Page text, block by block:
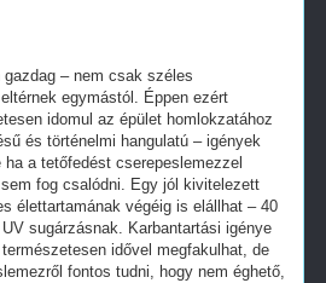
– nem csak széles
egymástól. Éppen ezért
idomul az épület homlokzatához
és történelmi hangulatú – igények
a tetőfedést cserepeslemezzel
fog csalódni. Egy jól kivitelezett
élettartamának végéig is elállhat – 40
sugárzásnak. Karbantartási igénye
idővel megfakulhat, de
fontos tudni, hogy nem éghető,